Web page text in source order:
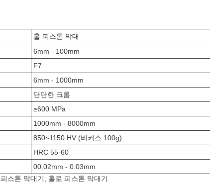
홀 피스톤 막대
6mm - 100mm
F7
6mm - 1000mm
단단한 크롬
≥600 MPa
1000mm - 8000mm
850~1150 HV (비커스 100g)
HRC 55-60
00.02mm - 0.03mm
스톤 막대기, 홀로 피스톤 막대기